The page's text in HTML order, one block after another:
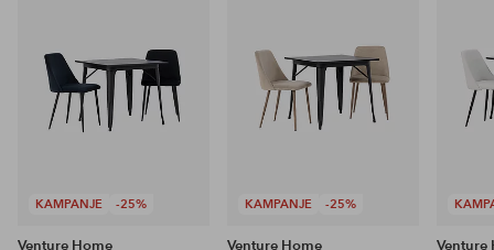
KAMPANJE -25%
Venture Home
KAMPANJE -25%
Venture Home Venture